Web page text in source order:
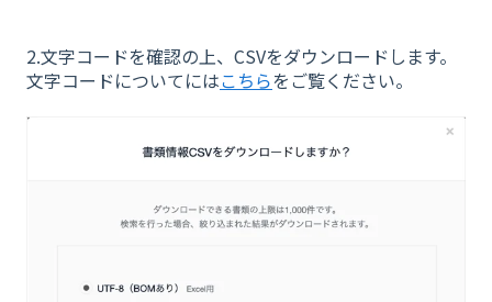
2.文字コードを確認の上、CSVをダウンロードします。
文字コードについてにはこちらをご覧ください。